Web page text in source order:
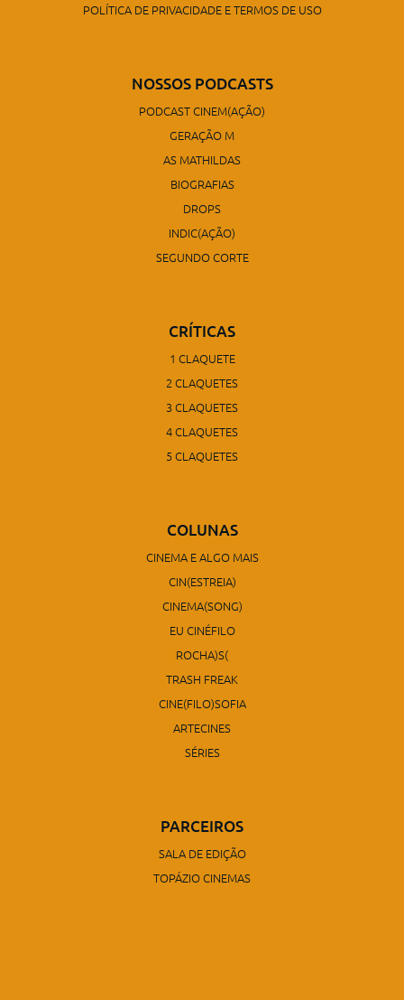
POLÍTICA DE PRIVACIDADE E TERMOS DE USO
NOSSOS PODCASTS
PODCAST CINEM(AÇÃO)
GERAÇÃO M
AS MATHILDAS
BIOGRAFIAS
DROPS
INDIC(AÇÃO)
SEGUNDO CORTE
CRÍTICAS
1 CLAQUETE
2 CLAQUETES
3 CLAQUETES
4 CLAQUETES
5 CLAQUETES
COLUNAS
CINEMA E ALGO MAIS
CIN(ESTREIA)
CINEMA(SONG)
EU CINÉFILO
ROCHA)S(
TRASH FREAK
CINE(FILO)SOFIA
ARTECINES
SÉRIES
PARCEIROS
SALA DE EDIÇÃO
TOPÁZIO CINEMAS